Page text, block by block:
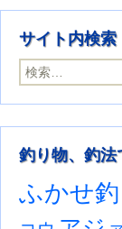
サイト内検索
検索:
釣り物、釣法
ふかせ釣